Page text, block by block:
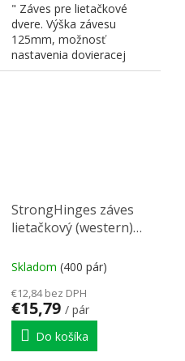
" Záves pre lietačkové
dvere. Výška závesu
125mm, možnosť
nastavenia dovieracej
pružiny. V balení sú dva
StrongHinges záves
lietačkový (western)
Skladom (400 pár)
€12,84 bez DPH
€15,79 / pár
Do košíka